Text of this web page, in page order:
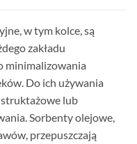
w tym kolce, są
zakładu
minimalizowania
Do ich używania
lub
Sorbenty olejowe,
przepuszczają